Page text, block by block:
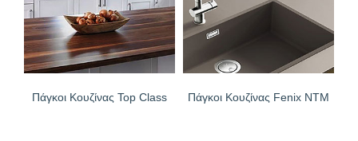
Πάγκοι Κουζίνας Top Class Πάγκοι Κουζίνας Fenix NTM